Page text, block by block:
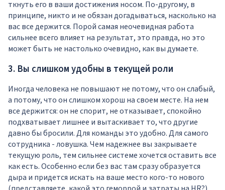
ткнуть его в ваши достижения носом. По-другому, в
принципе, никто и не обязан догадываться, насколько на
вас все держится. Порой самая неочевидная работа
сильнее всего влияет на результат, это правда, но это
может быть не настолько очевидно, как вы думаете.
3. Вы слишком удобны в текущей роли
Иногда человека не повышают не потому, что он слабый,
а потому, что он слишком хорош на своем месте. На нем
все держится: он не спорит, не отказывает, спокойно
подхватывает лишнее и вытаскивает то, что другие
давно бы бросили. Для команды это удобно. Для самого
сотрудника - ловушка. Чем надежнее вы закрываете
текущую роль, тем сильнее системе хочется оставить все
как есть. Особенно если без вас там сразу образуется
дыра и придется искать на ваше место кого-то нового